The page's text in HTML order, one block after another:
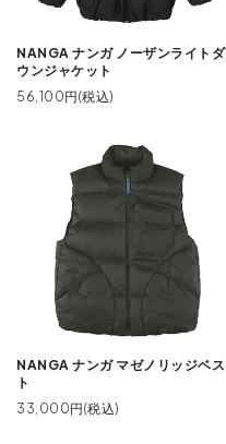
NANGA ナンガ ノーザンライトダ
ウンジャケット
56,100円(税込)
NANGA ナンガ マゼノリッジベス
ト
33,000円(税込)